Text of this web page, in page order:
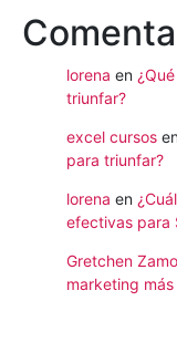
lorena en
triunfar?
excel cursos
para triunfar?
lorena en
efectivas para
Gretchen
marketing